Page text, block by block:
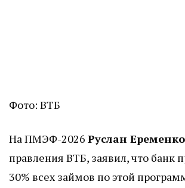
Фото: ВТБ
На ПМЭФ-2026 Руслан Еременко
правления ВТБ, заявил, что банк
30% всех займов по этой